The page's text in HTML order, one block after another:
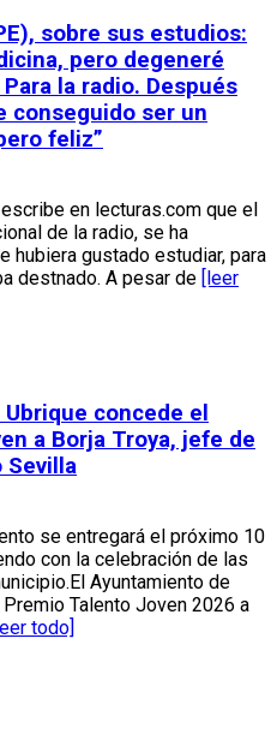
sobre sus estudios:
pero degeneré
la radio. Después
conseguido ser un
feliz”
en lecturas.com que el
de la radio, se ha
hubiera gustado estudiar, para
destnado. A pesar de [leer
concede el
a Borja Troya, jefe de
Sevilla
se entregará el próximo 10
con la celebración de las
Ayuntamiento de
Talento Joven 2026 a
todo]